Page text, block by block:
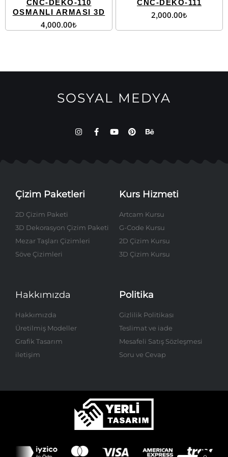
CNC-DEKO-110
OSMANLI ARMASI 3D
4,000.00₺
CNC-DEKO-111
2,000.00₺
SOSYAL MEDYA
Çizim Paketleri
2D Çizim Paketi
3D Dekorasyon Çizim Paketi
Mezar Taşları Çizimleri
Söve Çizimleri
Kurs Hizmeti
Artcam Kursu
G-Code Kursu
2D Çizim Kursu
3D Çizim Kursu
Hakkımızda
Hakkımızda
Üretilmiş Modeller
Grafik Tasarım
iletişim
Politika
Gizlilik Politikası
Teslimat ve iade
Mesafeli Satış Sözleşmesi
Soru ve Cevap